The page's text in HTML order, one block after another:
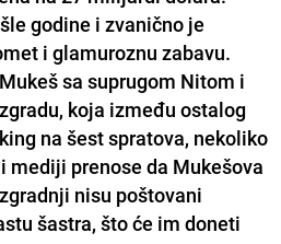
godine i zvanično je
i glamuroznu zabavu.
sa suprugom Nitom i
koja između ostalog
na šest spratova, nekoliko
mediji prenose da Mukešova
nisu poštovani
šastra, što će im doneti